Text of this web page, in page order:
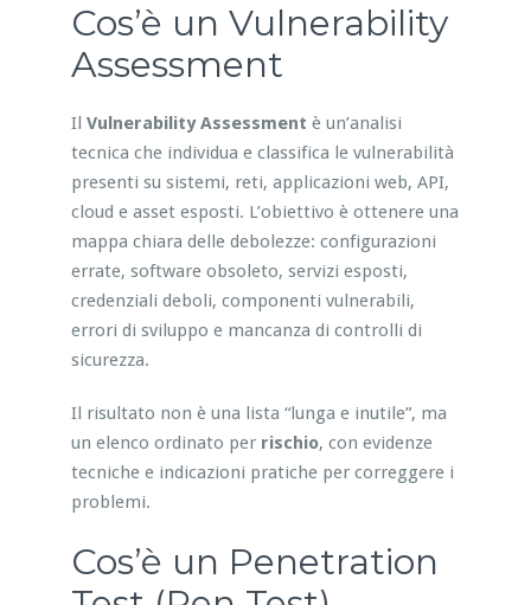
Cos’è un Vulnerability
Assessment
Il Vulnerability Assessment è un’analisi
tecnica che individua e classifica le vulnerabilità
presenti su sistemi, reti, applicazioni web, API,
cloud e asset esposti. L’obiettivo è ottenere una
mappa chiara delle debolezze: configurazioni
errate, software obsoleto, servizi esposti,
credenziali deboli, componenti vulnerabili,
errori di sviluppo e mancanza di controlli di
sicurezza.
Il risultato non è una lista “lunga e inutile”, ma
un elenco ordinato per rischio, con evidenze
tecniche e indicazioni pratiche per correggere i
problemi.
Cos’è un Penetration